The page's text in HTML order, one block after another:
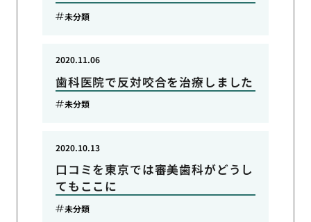
未分類
歯科医院で反対咬合を治療しました
2020.11.06
未分類
口コミを東京では審美歯科がどうし
てもここに
2020.10.13
未分類